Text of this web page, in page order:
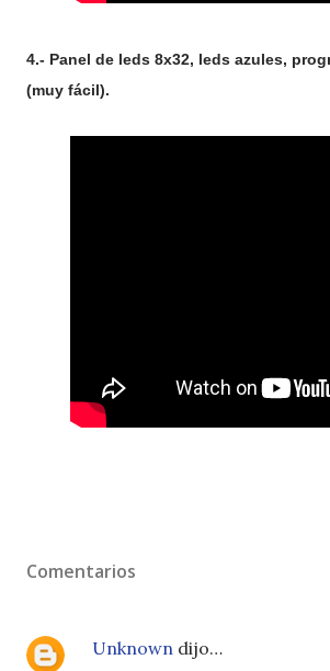
4.- Panel de leds 8x32, leds azules,
(muy fácil).
Comentarios
Unknown dijo…